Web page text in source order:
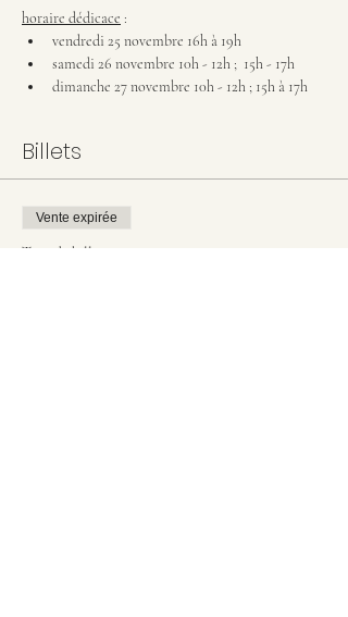
horaire dédicace :
vendredi 25 novembre 16h à 19h
samedi 26 novembre 10h - 12h ;  15h - 17h
dimanche 27 novembre 10h - 12h ; 15h à 17h
Billets
Vente expirée
Type de billet